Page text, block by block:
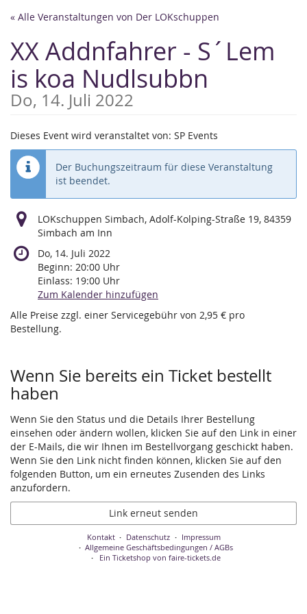
Zum
Inhalt
springen
« Alle Veranstaltungen von Der LOKschuppen
XX Addnfahrer - S´Lem
is koa Nudlsubbn
Do, 14. Juli 2022
Dieses Event wird veranstaltet von: SP Events
Der Buchungszeitraum für diese Veranstaltung
ist beendet.
LOKschuppen Simbach, Adolf-Kolping-Straße 19, 84359
Simbach am Inn
Do, 14. Juli 2022
Beginn: 20:00 Uhr
Einlass: 19:00 Uhr
Zum Kalender hinzufügen
Alle Preise zzgl. einer Servicegebühr von 2,95 € pro
Bestellung.
Wenn Sie bereits ein Ticket bestellt
haben
Wenn Sie den Status und die Details Ihrer Bestellung
einsehen oder ändern wollen, klicken Sie auf den Link in einer
der E-Mails, die wir Ihnen im Bestellvorgang geschickt haben.
Wenn Sie den Link nicht finden können, klicken Sie auf den
folgenden Button, um ein erneutes Zusenden des Links
anzufordern.
Link erneut senden
Kontakt Datenschutz
Impressum
Allgemeine Geschäftsbedingungen / AGBs
Ein Ticketshop von faire-tickets.de